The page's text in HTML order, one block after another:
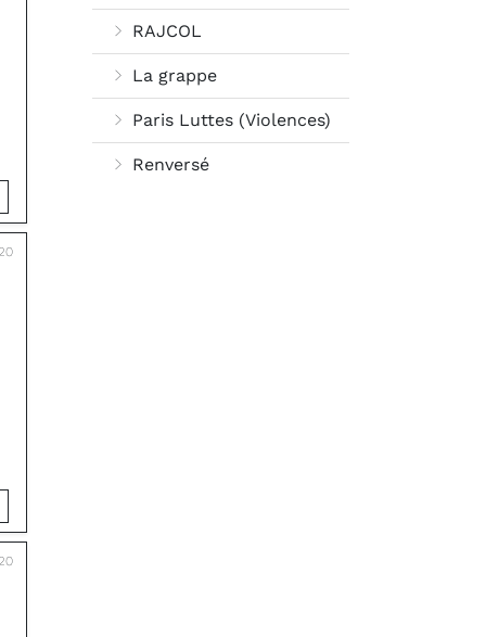
RAJCOL
La grappe
Paris Luttes (Violences)
Renversé